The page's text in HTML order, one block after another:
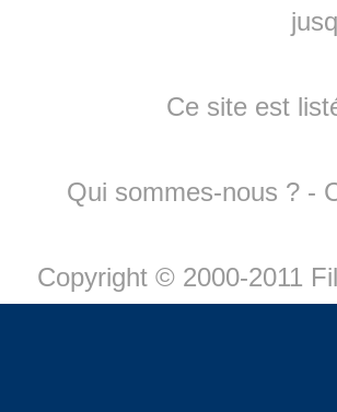
Ce site est
Qui sommes-nous ? -
Copyright © 2000-2011